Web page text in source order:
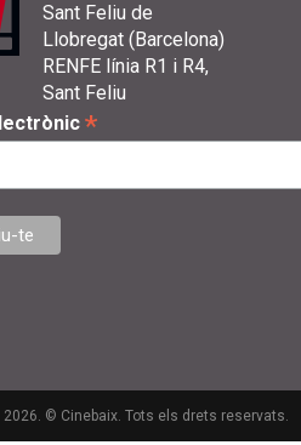
Sant Feliu de
Llobregat (Barcelona)
RENFE línia R1 i R4,
Sant Feliu
*
2026. © Cinebaix. Tots els drets reservats.